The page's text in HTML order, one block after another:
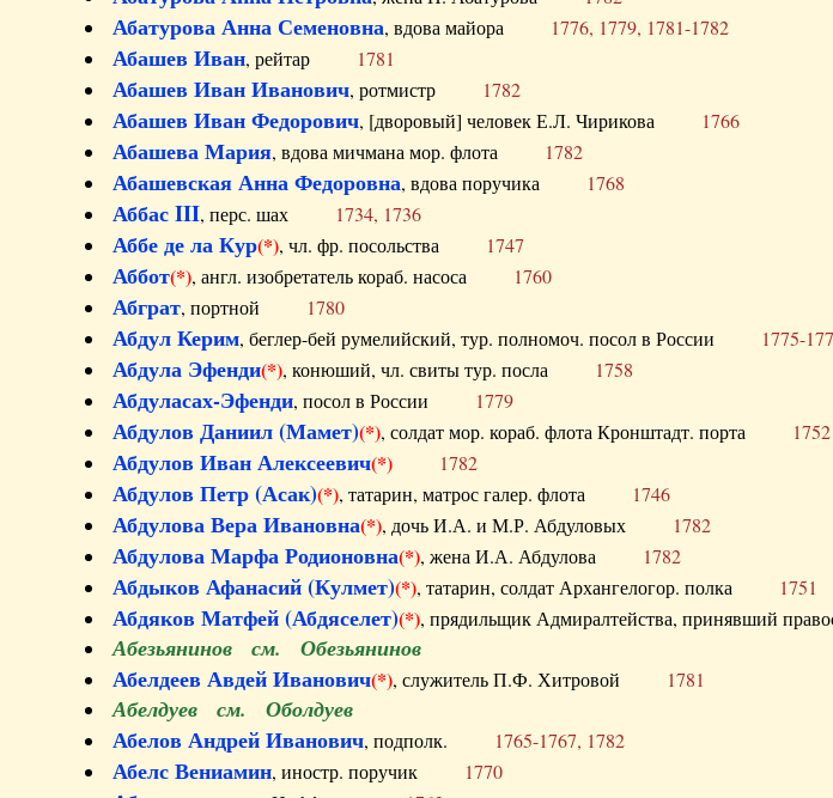
Абатурова Анна Семеновна, вдова майора 1776, 1779, 1781-1782
Абашев Иван, рейтар 1781
Абашев Иван Иванович, ротмистр 1782
Абашев Иван Федорович, [дворовый] человек Е.Л. Чирикова 1766
Абашева Мария, вдова мичмана мор. флота 1782
Абашевская Анна Федоровна, вдова поручика 1768
Аббас III, перс. шах 1734, 1736
Аббе де ла Кур(*), чл. фр. посольства 1747
Аббот(*), англ. изобретатель кораб. насоса 1760
Абграт, портной 1780
Абдул Керим, беглер-бей румелийский, тур. полномоч. посол в России 1775-
Абдула Эфенди(*), конюший, чл. свиты тур. посла 1758
Абдуласах-Эфенди, посол в России 1779
Абдулов Даниил (Мамет)(*), солдат мор. кораб. флота Кронштадт. порта 1752
Абдулов Иван Алексеевич(*) 1782
Абдулов Петр (Асак)(*), татарин, матрос галер. флота 1746
Абдулова Вера Ивановна(*), дочь И.А. и М.Р. Абдуловых 1782
Абдулова Марфа Родионовна(*), жена И.А. Абдулова 1782
Абдыков Афанасий (Кулмет)(*), татарин, солдат Архангелогор. полка 1751
Абдяков Матфей (Абдяселет)(*), прядильщик Адмиралтейства, принявший
Абезьянинов см. Обезьянинов
Абелдеев Авдей Иванович(*), служитель П.Ф. Хитровой 1781
Абелдуев см. Оболдуев
Абелов Андрей Иванович, подполк. 1765-1767, 1782
Абелс Вениамин, иностр. поручик 1770